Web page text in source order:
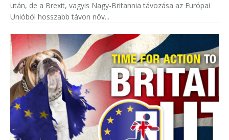
után, de a Brexit, vagyis Nagy-Britannia távozása az Európai
Unióból hosszabb távon növ...